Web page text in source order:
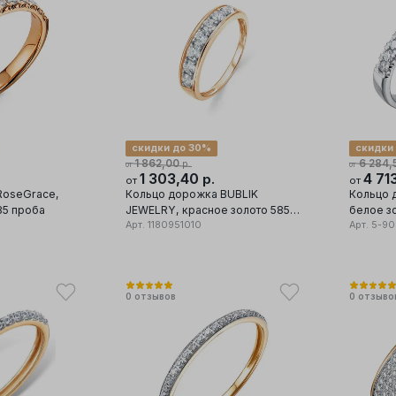
проба
от1 862,00р.
скидки до 30%
от 1 303,40 р.
Кольцо дорожка BUBLIK
JEWELRY, красное золото 585
проба, вставка фианит
Арт. 1180951010
от6
скидки
от 4
Кольцо
белое
Арт. 5-
0 отзывов 0